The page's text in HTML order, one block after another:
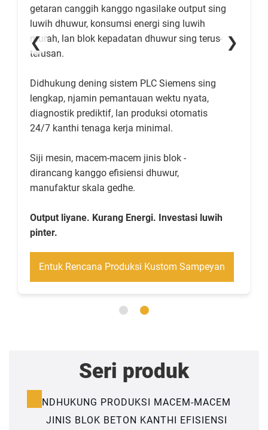
❮
getaran canggih kanggo ngasilake output sing
luwih dhuwur, konsumsi energi sing luwih
murah, lan blok kepadatan dhuwur sing terus-
terusan.
Didhukung dening sistem PLC Siemens sing
lengkap, njamin pemantauan wektu nyata,
diagnostik prediktif, lan produksi otomatis
24/7 kanthi tenaga kerja minimal.
Siji mesin, macem-macem jinis blok -
dirancang kanggo efisiensi dhuwur,
manufaktur skala gedhe.
Output liyane. Kurang Energi. Investasi luwih
pinter.
Entuk Rencana Produksi Kustom Sampeyan
❯
Seri produk
NDHUKUNG PRODUKSI MACEM-MACEM
JINIS BLOK BETON KANTHI EFISIENSI